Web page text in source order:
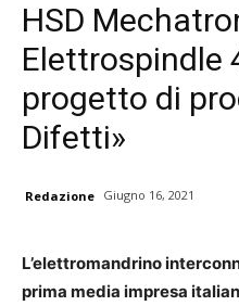
HSD
Elettrospindle
progetto di
Difetti»
Redazione Giugno 16, 2021
L’elettromandrino
prima media impresa